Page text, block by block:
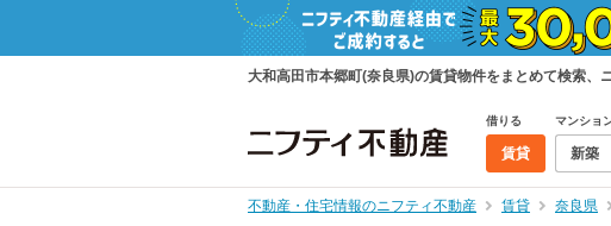
大和高田市本郷町(奈良県)の賃貸物件をまとめて検索、
借りる
賃貸
マンショ
新築
不動産・住宅情報のニフティ不動産 賃貸 奈良県